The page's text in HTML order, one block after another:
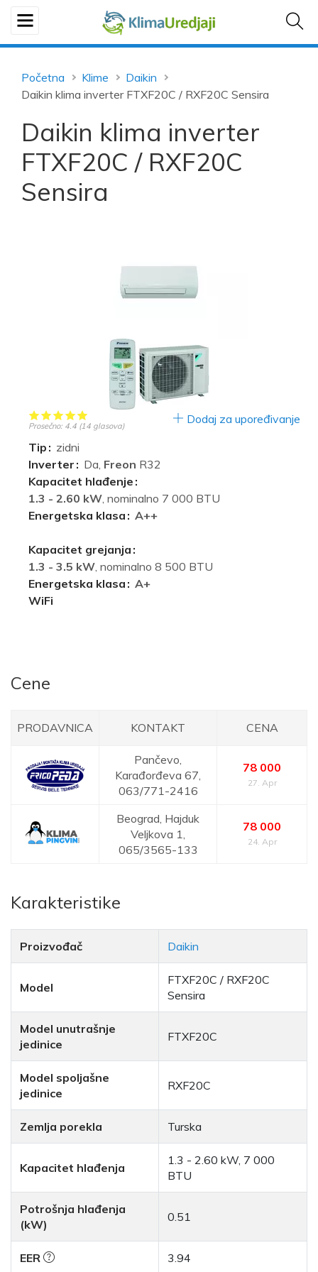
Početna Klime
Daikin
Daikin klima inverter FTXF20C / RXF20C Sensira
Daikin klima inverter
FTXF20C / RXF20C
Sensira
Prosečno: 4.4 (14 glasova)
Tip
zidni
Inverter
Da, Freon R32
Kapacitet hlađenje
1.3 - 2.60 kW, nominalno 7 000 BTU
Energetska klasa
A++
Kapacitet grejanja
1.3 - 3.5 kW, nominalno 8 500 BTU
Energetska klasa
A+
WiFi
Dodaj za upoređivanje
Cene
PRODAVNICA KONTAKT CENA
Pančevo,
Karađorđeva 67,
063/771-2416
78 000
27. Apr
Beograd, Hajduk
Veljkova 1,
065/3565-133
78 000
24. Apr
Karakteristike
Proizvođač Daikin
Model
FTXF20C / RXF20C
Sensira
Model unutrašnje
jedinice
FTXF20C
Model spoljašne
jedinice
RXF20C
Zemlja porekla Turska
Kapacitet hlađenja
1.3 - 2.60 kW, 7 000
BTU
Potrošnja hlađenja
(kW)
0.51
EER 3.94